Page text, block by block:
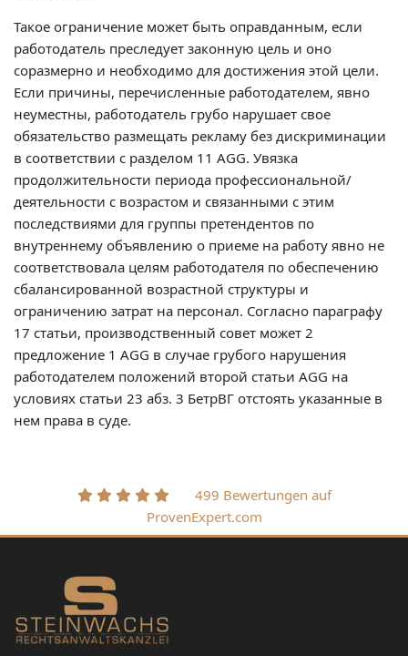
Такое ограничение может быть оправданным, если
работодатель преследует законную цель и оно
соразмерно и необходимо для достижения этой цели.
Если причины, перечисленные работодателем, явно
неуместны, работодатель грубо нарушает свое
обязательство размещать рекламу без дискриминации
в соответствии с разделом 11 AGG. Увязка
продолжительности периода профессиональной/
деятельности с возрастом и связанными с этим
последствиями для группы претендентов по
внутреннему объявлению о приеме на работу явно не
соответствовала целям работодателя по обеспечению
сбалансированной возрастной структуры и
ограничению затрат на персонал. Согласно параграфу
17 статьи, производственный совет может 2
предложение 1 AGG в случае грубого нарушения
работодателем положений второй статьи AGG на
условиях статьи 23 абз. 3 БетрВГ отстоять указанные в
нем права в суде.
499 Bewertungen auf
ProvenExpert.com